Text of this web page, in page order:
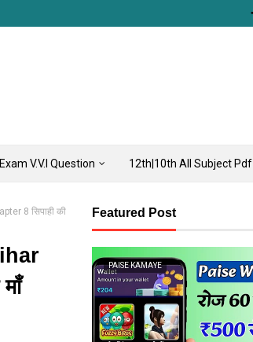
V.V.I Question 12th|10th All Subject Pdf
8 सिपाही की
Featured Post
PAISE KAMAYE